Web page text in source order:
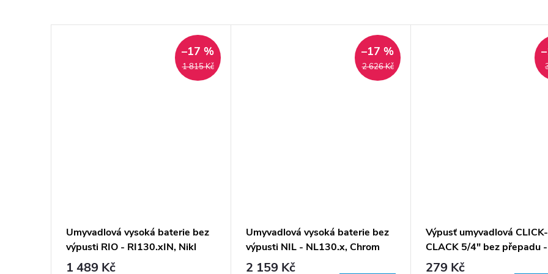
1 815 Kč
–17 %
Umyvadlová vysoká baterie bez
výpusti RIO - RI130.xIN, Nikl
kartáčovaný
1 489 Kč
2 626 Kč
–17 %
Umyvadlová vysoká baterie bez
výpusti NIL - NL130.x, Chrom
2 159 Kč
Výpusť umyvadlová CLICK-
CLACK 5/4" bez přepadu -
MD0798, Chrom
279 Kč